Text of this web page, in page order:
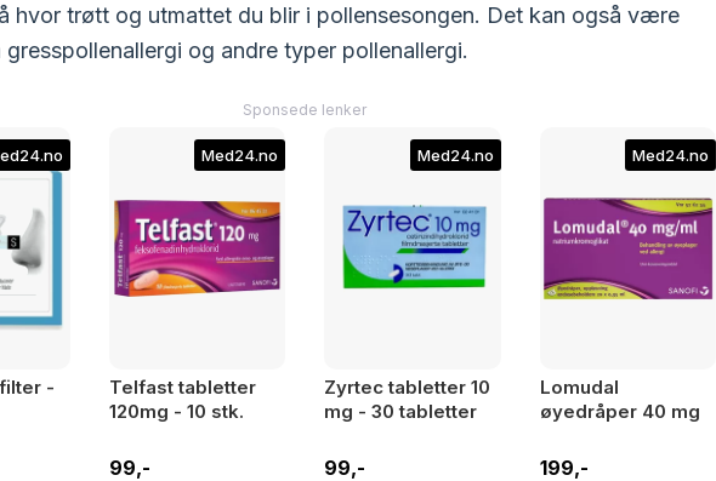
hvor trøtt og utmattet du blir i pollensesongen. Det kan også være
og andre typer pollenallergi.
Sponsede lenker
-
Med24.no
Telfast tabletter
120mg - 10 stk.
99,-
Med24.no
Zyrtec tabletter 10
mg - 30 tabletter
99,-
Med24.no
Lomudal
øyedråper 40 mg
199,-